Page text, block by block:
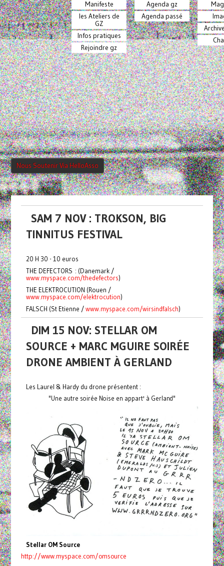
Manifeste
les Ateliers de
GZ
Infos pratiques
Rejoindre gz
Agenda gz
Agenda passé
Nous Soutenir Via HelloAsso
SAM 7 NOV : TROKSON, BIG
TINNITUS FESTIVAL
20 H 30 - 10 euros
THE DEFECTORS : (Danemark /
www.myspace.com/thedefectors)
THE ELEKTROCUTION (Rouen /
www.myspace.com/elektrocution)
FALSCH (St Etienne /www.myspace.com/wirsindfalsch)
DIM 15 NOV: STELLAR OM
SOURCE + MARC MGUIRE SOIRÉE
DRONE AMBIENT À GERLAND
Les Laurel & Hardy du drone présentent :
"Une autre soirée Noise en appart' à Gerland"
Stellar OM Source
http://www.myspace.com/omsource